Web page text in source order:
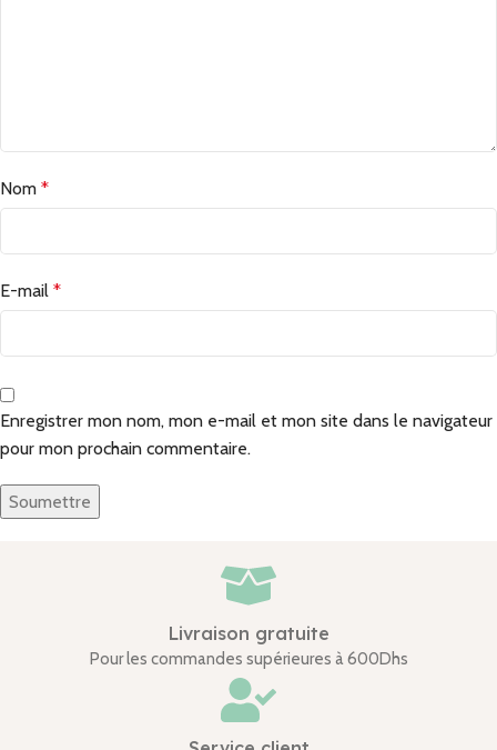
Nom *
E-mail *
Enregistrer mon nom, mon e-mail et mon site dans le navigateur
pour mon prochain commentaire.
Livraison gratuite
Pour les commandes supérieures à 600Dhs